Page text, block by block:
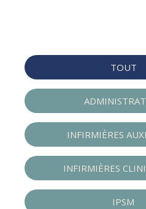
TOUT
INFIRMIÈRES
INFIRMIÈRES
IPSM